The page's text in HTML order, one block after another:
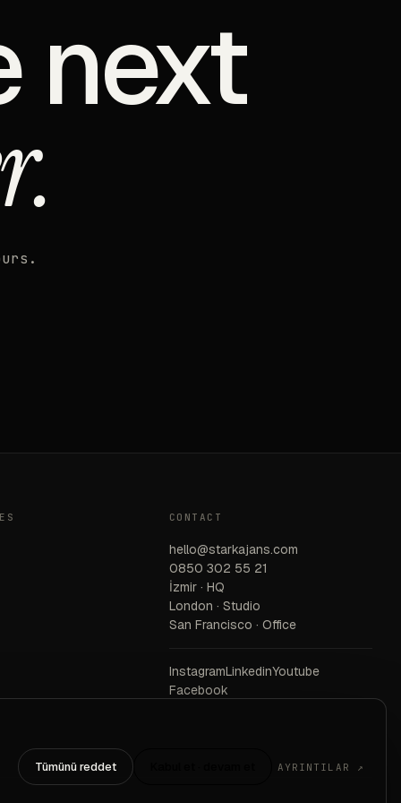
next
CONTACT
hello@starkajans.com
0850 302 55 21
İzmir · HQ
London · Studio
San Francisco · Office
InstagramLinkedinYoutube
Facebook
Tümünü reddet AYRINTILAR ↗